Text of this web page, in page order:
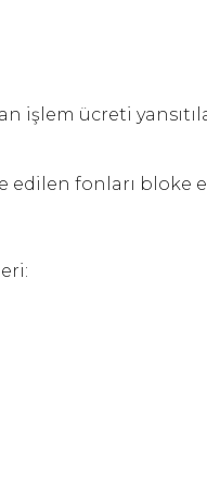
işlem ücreti
fonları bloke